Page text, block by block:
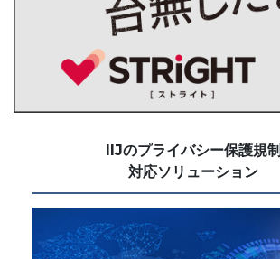
IIJのプライバシー保護規制
対応ソリューション